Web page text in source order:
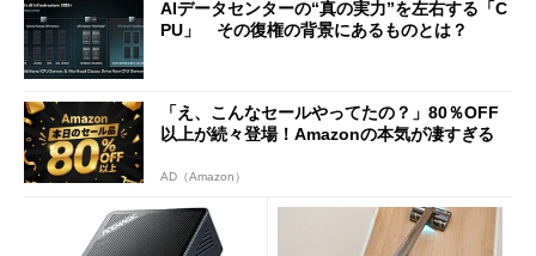
AIデータセンターの“真の実力”を左右する「C
PU」 その復権の背景にあるものとは？
「え、こんなセールやってたの？」80％OFF
以上が続々登場！Amazonの本気が凄すぎる
AD（Amazon）